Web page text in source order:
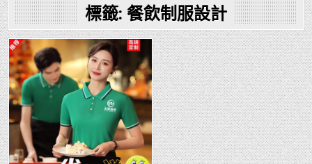
標籤: 餐飲制服設計
Posted
in